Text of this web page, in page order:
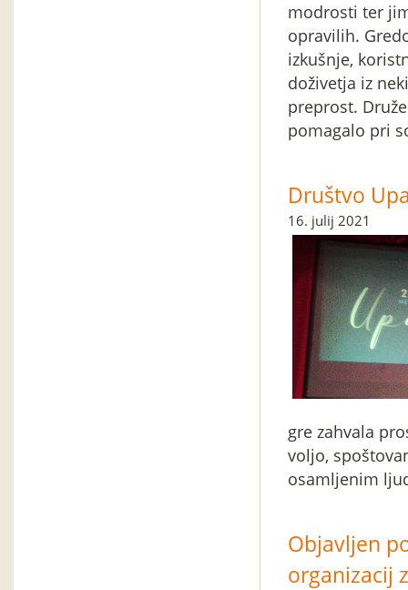
modrosti ter
opravilih.
izkušnje,
doživetja iz
preprost.
pomagalo pri
Društvo
16. julij 2021
gre zahvala
voljo,
osamljenim
Objavljen
organizacij